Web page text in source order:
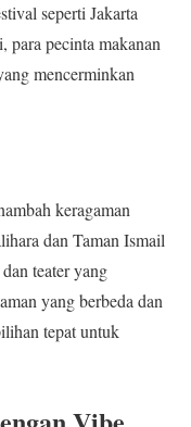
seperti Jakarta
para pecinta makanan
mencerminkan
keragaman
dan Taman Ismail
teater yang
yang berbeda dan
tepat untuk